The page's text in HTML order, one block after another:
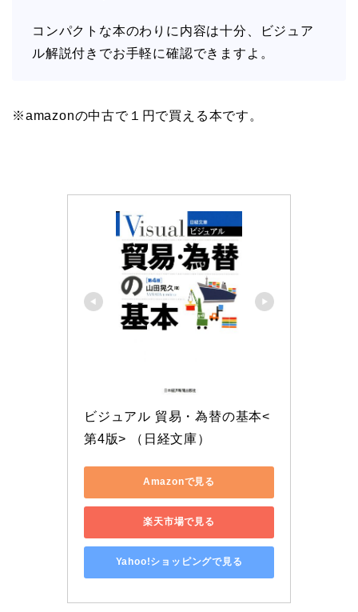
コンパクトな本のわりに内容は十分、ビジュア
ル解説付きでお手軽に確認できますよ。
※amazonの中古で１円で買える本です。
ビジュアル 貿易・為替の基本<
第4版> （日経文庫）
Amazonで見る
楽天市場で見る
Yahoo!ショッピングで見る